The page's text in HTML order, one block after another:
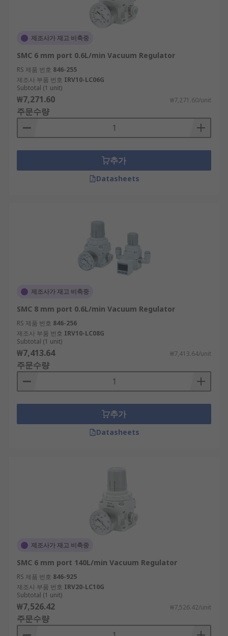
제조사가 재고 비축중
SMC 6 mm port 0.6L/min Vacuum Regulator
RS 제품 번호 846-255
제조사 부품 번호 IRV10-LC06G
Subtotal (1 unit)
₩7,271.60 ₩7,271.60/unit
주문수량
추가
Datasheets
제조사가 재고 비축중
SMC 8 mm port 0.6L/min Vacuum Regulator
RS 제품 번호 846-256
제조사 부품 번호 IRV10-LC08G
Subtotal (1 unit)
₩7,413.64 ₩7,413.64/unit
주문수량
추가
Datasheets
제조사가 재고 비축중
SMC 6 mm port 140L/min Vacuum Regulator
RS 제품 번호 846-925
제조사 부품 번호 IRV20-LC10G
Subtotal (1 unit)
₩7,526.42 ₩7,526.42/unit
주문수량